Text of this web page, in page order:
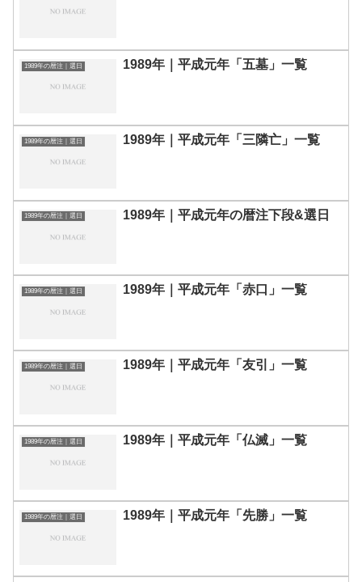
1989年の暦注｜選日 1989年｜平成元年「五墓」一覧
1989年の暦注｜選日 1989年｜平成元年「三隣亡」一覧
1989年の暦注｜選日 1989年｜平成元年の暦注下段&選日
1989年の暦注｜選日 1989年｜平成元年「赤口」一覧
1989年の暦注｜選日 1989年｜平成元年「友引」一覧
1989年の暦注｜選日 1989年｜平成元年「仏滅」一覧
1989年の暦注｜選日 1989年｜平成元年「先勝」一覧